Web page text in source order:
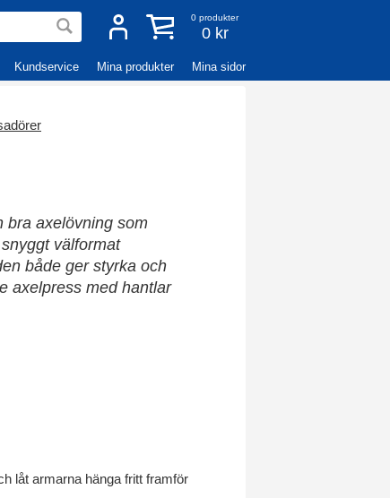
0 produkter
0 kr
Kundservice Mina produkter Mina sidor
bra axelövning som
välformat
både ger styrka och
axelpress med hantlar
låt armarna hänga fritt framför